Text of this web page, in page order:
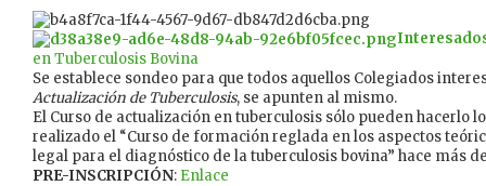
en Tuberculosis Bovina
Se establece sondeo para que todos aquellos Colegiados
Actualización de Tuberculosis, se apunten al mismo.
El Curso de actualización en tuberculosis sólo pueden hacerlo
realizado el “Curso de formación reglada en los aspectos
legal para el diagnóstico de la tuberculosis bovina” hace más
PRE-INSCRIPCIÓN: Enlace